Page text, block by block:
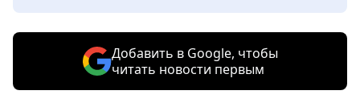
Добавить в Google, чтобы
читать новости первым